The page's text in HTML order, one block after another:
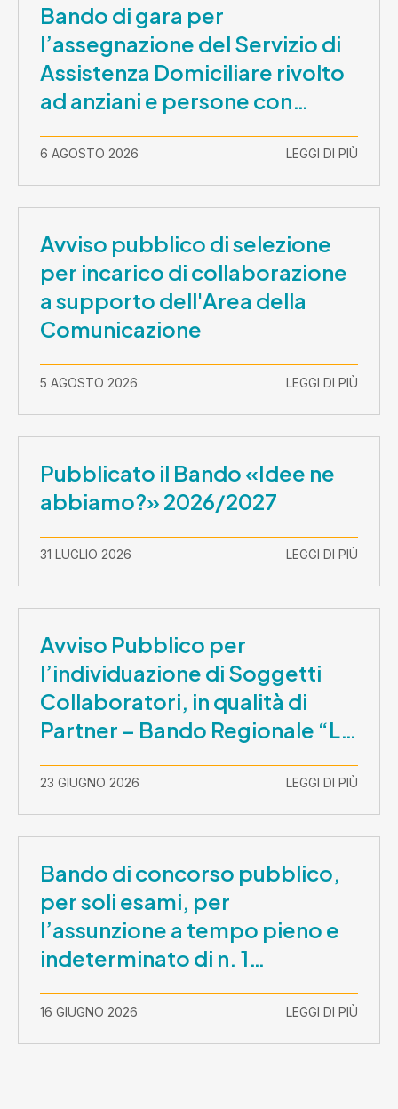
Bando di gara per
l’assegnazione del Servizio di
Assistenza Domiciliare rivolto
ad anziani e persone con
2026-30 settembre 2029
6 AGOSTO 2026 LEGGI DI PIÙ
Avviso pubblico di selezione
per incarico di collaborazione
a supporto dell'Area della
Comunicazione
5 AGOSTO 2026 LEGGI DI PIÙ
Pubblicato il Bando «Idee ne
abbiamo?» 2026/2027
31 LUGLIO 2026 LEGGI DI PIÙ
Avviso Pubblico per
l’individuazione di Soggetti
Collaboratori, in qualità di
Partner – Bando Regionale “La
Lombardia è dei Giovani 2026”
– CUP E81B26000210003
23 GIUGNO 2026 LEGGI DI PIÙ
Bando di concorso pubblico,
per soli esami, per
l’assunzione a tempo pieno e
indeterminato di n. 1
Assistente Sociale –
Comunicazione prova scritta e
prova orale
16 GIUGNO 2026 LEGGI DI PIÙ